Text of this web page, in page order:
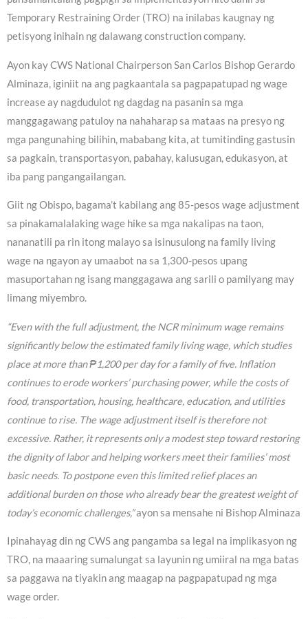
Temporary Restraining Order (TRO) na inilabas kaugnay ng
petisyong inihain ng dalawang construction company.
Ayon kay CWS National Chairperson San Carlos Bishop Gerardo
Alminaza, iginiit na ang pagkaantala sa pagpapatupad ng wage
increase ay nagdudulot ng dagdag na pasanin sa mga
manggagawang patuloy na nahaharap sa mataas na presyo ng
mga pangunahing bilihin, mababang kita, at tumitinding gastusin
sa pagkain, transportasyon, pabahay, kalusugan, edukasyon, at
iba pang pangangailangan.
Giit ng Obispo, bagama’t kabilang ang 85-pesos wage adjustment
sa pinakamalalaking wage hike sa mga nakalipas na taon,
nananatili pa rin itong malayo sa isinusulong na family living
wage na ngayon ay umaabot na sa 1,300-pesos upang
masuportahan ng isang manggagawa ang sarili o pamilyang may
limang miyembro.
“Even with the full adjustment, the NCR minimum wage remains
significantly below the estimated family living wage, which studies
place at more than ₱1,200 per day for a family of five. Inflation
continues to erode workers’ purchasing power, while the costs of
food, transportation, housing, healthcare, education, and utilities
continue to rise. The wage adjustment itself is therefore not
excessive. Rather, it represents only a modest step toward restoring
the dignity of labor and helping workers meet their families’ most
basic needs. To postpone even this limited relief places an
additional burden on those who already bear the greatest weight of
today’s economic challenges,”ayon sa mensahe ni Bishop Alminaza
Ipinahayag din ng CWS ang pangamba sa legal na implikasyon ng
TRO, na maaaring sumalungat sa layunin ng umiiral na mga batas
sa paggawa na tiyakin ang maagap na pagpapatupad ng mga
wage order.